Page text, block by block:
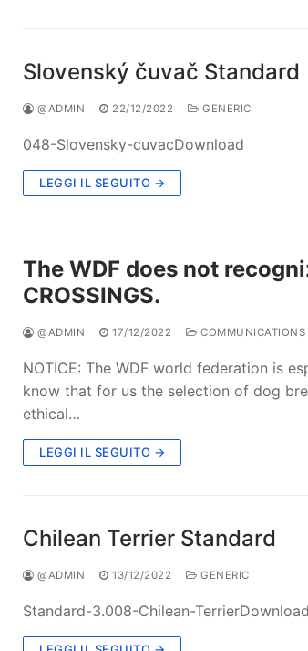
Slovenský čuvač Standard
@ADMIN 22/12/2022 GENERIC
048-Slovensky-cuvacDownload
LEGGI IL SEGUITO →
The WDF does not
CROSSINGS.
@ADMIN 17/12/2022 COMMUNICATIONS
NOTICE: The WDF world federation is
know that for us the selection of dog
ethical…
LEGGI IL SEGUITO →
Chilean Terrier Standard
@ADMIN 13/12/2022 GENERIC
Standard-3.008-Chilean-TerrierDownload